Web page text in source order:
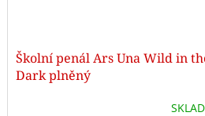
Školní penál Ars Una Wild in
Dark plněný